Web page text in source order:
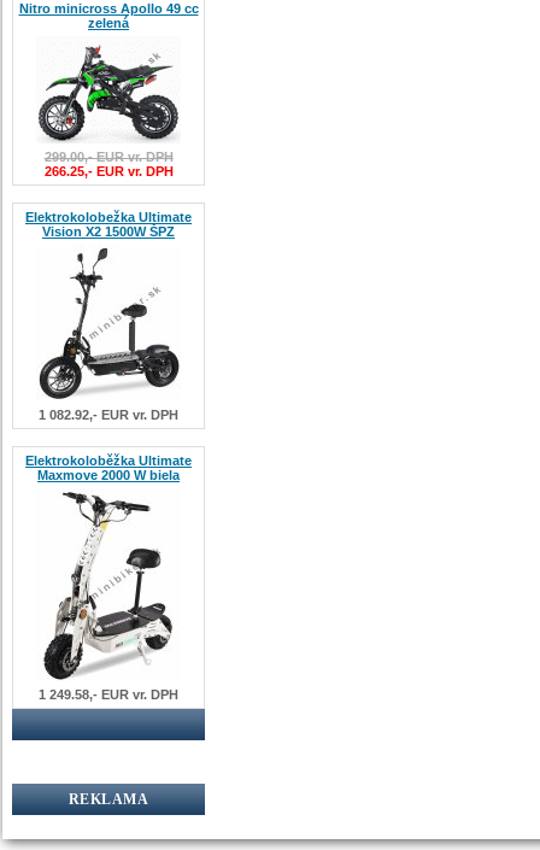
Nitro minicross Apollo 49 cc
zelená
299.00,- EUR vr. DPH
266.25,- EUR vr. DPH
Elektrokolobežka Ultimate
Vision X2 1500W ŠPZ
1 082.92,- EUR vr. DPH
Elektrokoloběžka Ultimate
Maxmove 2000 W biela
1 249.58,- EUR vr. DPH
REKLAMA